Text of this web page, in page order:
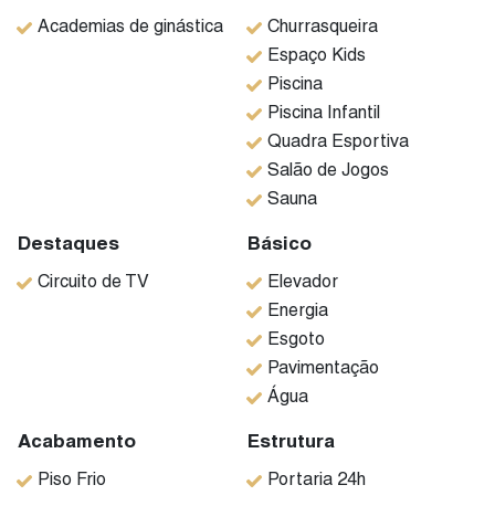
decorações em geral.
Academias de ginástica
Churrasqueira
Espaço Kids
Piscina
Piscina Infantil
Quadra Esportiva
Salão de Jogos
Sauna
Destaques
Circuito de TV
Básico
Elevador
Energia
Esgoto
Pavimentação
Água
Acabamento
Piso Frio
Estrutura
Portaria 24h